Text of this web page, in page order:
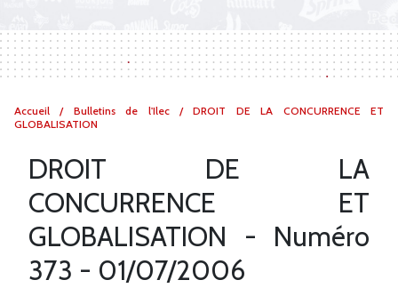
Vous
êtes
Accueil/ Bulletins de l'Ilec/DROIT DE LA CONCURRENCE ET
GLOBALISATION
DROIT DE LA
CONCURRENCE ET
GLOBALISATION - Numéro
373 - 01/07/2006